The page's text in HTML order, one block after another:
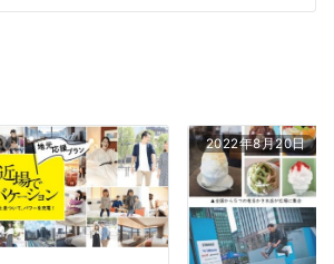
2022年8月20日